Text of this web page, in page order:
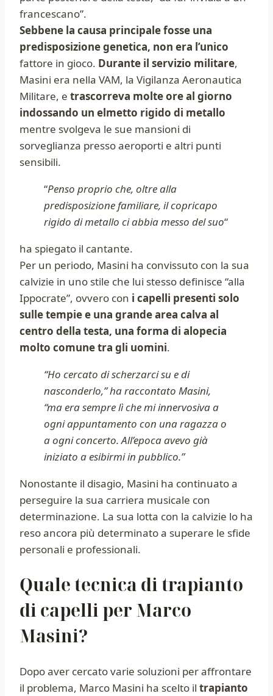
francescano”.
Sebbene la causa principale fosse una
predisposizione genetica, non era l’unico
fattore in gioco. Durante il servizio militare,
Masini era nella VAM, la Vigilanza Aeronautica
Militare, e trascorreva molte ore al giorno
indossando un elmetto rigido di metallo
mentre svolgeva le sue mansioni di
sorveglianza presso aeroporti e altri punti
sensibili.
“Penso proprio che, oltre alla
predisposizione familiare, il copricapo
rigido di metallo ci abbia messo del suo“
ha spiegato il cantante.
Per un periodo, Masini ha convissuto con la sua
calvizie in uno stile che lui stesso definisce “alla
Ippocrate”, ovvero con i capelli presenti solo
sulle tempie e una grande area calva al
centro della testa, una forma di alopecia
molto comune tra gli uomini.
“Ho cercato di scherzarci su e di
nasconderlo,” ha raccontato Masini,
“ma era sempre lì che mi innervosiva a
ogni appuntamento con una ragazza o
a ogni concerto. All’epoca avevo già
iniziato a esibirmi in pubblico.”
Nonostante il disagio, Masini ha continuato a
perseguire la sua carriera musicale con
determinazione. La sua lotta con la calvizie lo ha
reso ancora più determinato a superare le sfide
personali e professionali.
Quale tecnica di trapianto
di capelli per Marco
Masini?
Dopo aver cercato varie soluzioni per affrontare
il problema, Marco Masini ha scelto il trapianto